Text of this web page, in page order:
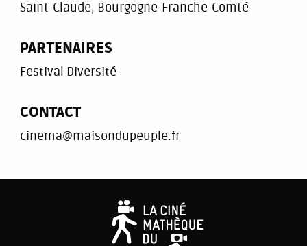
Saint-Claude, Bourgogne-Franche-Comté
PARTENAIRES
Festival Diversité
CONTACT
cinema@maisondupeuple.fr